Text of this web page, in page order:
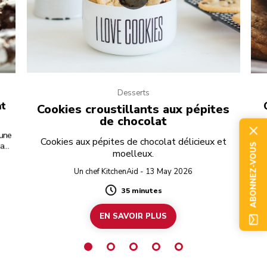
Desserts
Cookies croustillants aux pépites
de chocolat
Cookies aux pépites de chocolat délicieux et
moelleux.
Un chef KitchenAid - 13 May 2026
Duration
35 minutes
EN SAVOIR PLUS
ABONNEZ-VOUS